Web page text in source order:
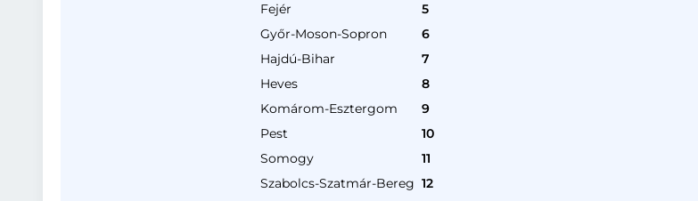
Fejér
5
Győr-Moson-Sopron
6
Hajdú-Bihar
7
Heves
8
Komárom-Esztergom
9
Pest
10
Somogy
11
Szabolcs-Szatmár-Bereg 12